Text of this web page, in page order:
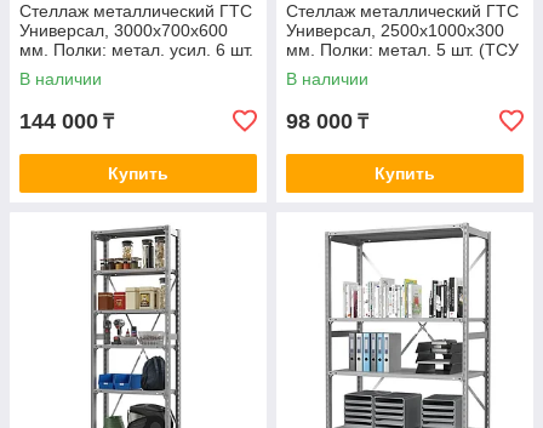
Стеллаж металлический ГТС
Универсал, 3000x700x600
мм. Полки: метал. усил. 6 шт.
(ТСУ 30070662)
В наличии
144 000 ₸
Купить
Стеллаж металлический ГТС
Универсал, 2500x1000x300
мм. Полки: метал. 5 шт. (ТСУ
25100350)
В наличии
98 000 ₸
Купить